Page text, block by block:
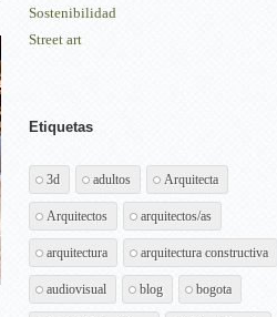
Sostenibilidad
Street art
Etiquetas
3d adultos Arquitecta
Arquitectos arquitectos/as
arquitectura arquitectura constructiva
audiovisual blog bogota